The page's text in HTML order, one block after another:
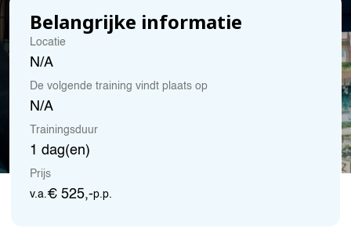
Belangrijke informatie
Locatie
N/A
De volgende training vindt plaats op
N/A
Trainingsduur
1 dag(en)
Prijs
v.a.€ 525,-p.p.